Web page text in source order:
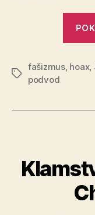
Značky
fašizmus, hoax,
podvod